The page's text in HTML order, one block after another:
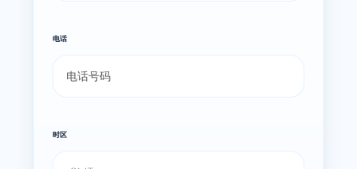
电话
时区